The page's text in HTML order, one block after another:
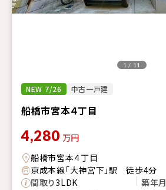
NEW 7/26 中古一戸建
船橋市宮本４丁目
1 / 11
4,280 万円
船橋市宮本４丁目
京成本線「大神宮下」駅 徒歩4分
間取り3LDK 築年月